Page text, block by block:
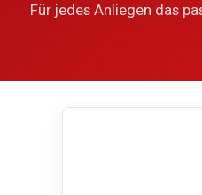
Für jedes Anliegen das